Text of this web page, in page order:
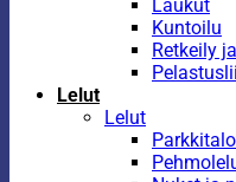
Laukut
Kuntoilu
Retkeily
Lelut
Lelut